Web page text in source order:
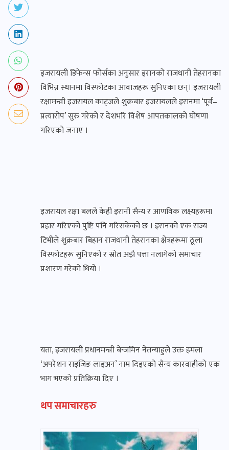
इजरायली डिफेन्स फोर्सका अनुसार इरानको राजधानी तेहरानका
विभिन्न स्थानमा विस्फोटका आवाजहरू सुनिएका छन्। इजरायली
रक्षामन्त्री इजरायल काट्जले शुक्रबार इजरायलले इरानमा ‘पूर्व–
प्रत्यारोप’ सुरु गरेको र देशभरि विशेष आपतकालको घोषणा
गरिएको जनाए ।
इजरायल रक्षा बलले केही इरानी सैन्य र आणविक लक्ष्यहरूमा
प्रहार गरिएको पुष्टि पनि गरिसकेको छ । इरानको एक राज्य
टिभीले शुक्रबार बिहान राजधानी तेहरानका क्षेत्रहरूमा ठूला
विस्फोटहरू सुनिएको र स्रोत अझै पत्ता नलागेको समाचार
प्रशारण गरेको थियो ।
यता, इजरायली प्रधानमन्त्री बेन्जमिन नेतन्याहुले उक्त हमला
‘अपरेशन राइजिङ लाइअन’ नाम दिइएको सैन्य कारवाहीको एक
भाग भएको प्रतिक्रिया दिए ।
थप समाचारहरु